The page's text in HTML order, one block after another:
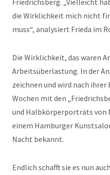
die Wirklichkeit mich nicht
muss“, analysiert Frieda im
Die Wirklichkeit, das waren
Arbeitsüberlastung. In der
zeichnen und wird nach ihrer
Wochen mit den
und Halbkörperporträts von
einem Hamburger
Nacht bekannt.
Endlich schafft sie es nun